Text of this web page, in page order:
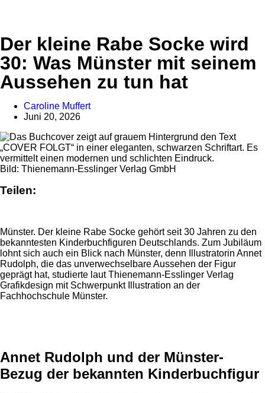
Der kleine Rabe Socke wird
30: Was Münster mit seinem
Aussehen zu tun hat
Caroline Muffert
Juni 20, 2026
Bild: Thienemann-Esslinger Verlag GmbH
Teilen:
Münster. Der kleine Rabe Socke gehört seit 30 Jahren zu den
bekanntesten Kinderbuchfiguren Deutschlands. Zum Jubiläum
lohnt sich auch ein Blick nach Münster, denn Illustratorin Annet
Rudolph, die das unverwechselbare Aussehen der Figur
geprägt hat, studierte laut Thienemann-Esslinger Verlag
Grafikdesign mit Schwerpunkt Illustration an der
Fachhochschule Münster.
Annet Rudolph und der Münster-
Bezug der bekannten Kinderbuchfigur